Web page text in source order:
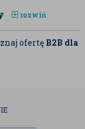
rozwiń
ofertę B2B dla